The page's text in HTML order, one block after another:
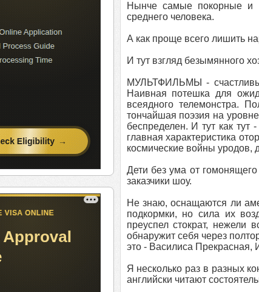
Нынче самые покорные и
среднего человека.
А как проще всего лишить
И тут взгляд безымянного
МУЛЬТФИЛЬМЫ -
Наивная потешка для
всеядного телемонстра.
тончайшая поэзия на
беспределен. И тут как
главная характеристика
космические войны уродов,
Дети без ума от
заказчики шоу.
Не знаю, оснащаются ли
подкормки, но сила их
преуспел стократ, нежели
обнаружит себя через
это - Василиса Прекрасная,
Я несколько раз в разных
английски читают